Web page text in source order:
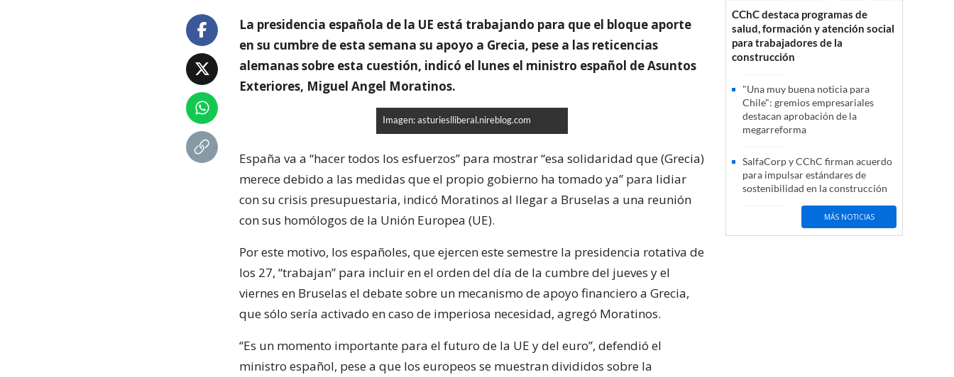
La presidencia española de la UE está trabajando para que el bloque aporte
en su cumbre de esta semana su apoyo a Grecia, pese a las reticencias
alemanas sobre esta cuestión, indicó el lunes el ministro español de Asuntos
Exteriores, Miguel Angel Moratinos.
Imagen: asturieslliberal.nireblog.com
España va a “hacer todos los esfuerzos” para mostrar “esa solidaridad que (Grecia)
merece debido a las medidas que el propio gobierno ha tomado ya” para lidiar
con su crisis presupuestaria, indicó Moratinos al llegar a Bruselas a una reunión
con sus homólogos de la Unión Europea (UE).
Por este motivo, los españoles, que ejercen este semestre la presidencia rotativa de
los 27, “trabajan” para incluir en el orden del día de la cumbre del jueves y el
viernes en Bruselas el debate sobre un mecanismo de apoyo financiero a Grecia,
que sólo sería activado en caso de imperiosa necesidad, agregó Moratinos.
“Es un momento importante para el futuro de la UE y del euro”, defendió el
ministro español, pese a que los europeos se muestran divididos sobre la
CChC destaca programas de
salud, formación y atención social
para trabajadores de la
construcción
"Una muy buena noticia para
Chile": gremios empresariales
destacan aprobación de la
megarreforma
SalfaCorp y CChC firman acuerdo
para impulsar estándares de
sostenibilidad en la construcción
MÁS NOTICIAS